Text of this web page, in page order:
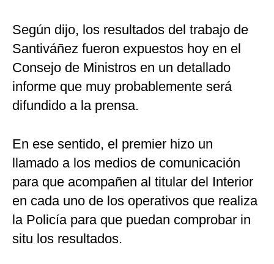
Según dijo, los resultados del trabajo de
Santiváñez fueron expuestos hoy en el
Consejo de Ministros en un detallado
informe que muy probablemente será
difundido a la prensa.
En ese sentido, el premier hizo un
llamado a los medios de comunicación
para que acompañen al titular del Interior
en cada uno de los operativos que realiza
la Policía para que puedan comprobar in
situ los resultados.